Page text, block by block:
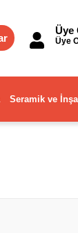
Üye
Üye
Seramik ve